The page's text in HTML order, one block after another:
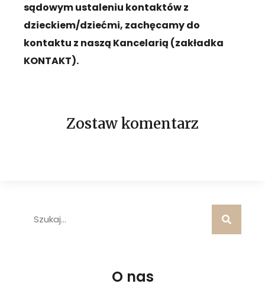
sądowym ustaleniu kontaktów z
dzieckiem/dziećmi, zachęcamy do
kontaktu z naszą Kancelarią (zakładka
KONTAKT).
Zostaw komentarz
O nas